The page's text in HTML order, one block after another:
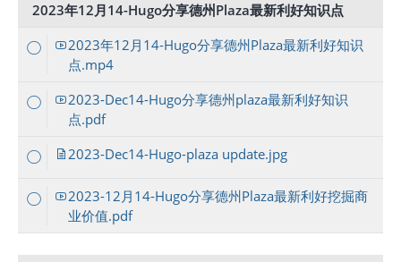
2023年12月14-Hugo分享德州Plaza最新利好知识点
2023年12月14-Hugo分享德州Plaza最新利好知识
点.mp4
2023-Dec14-Hugo分享德州plaza最新利好知识
点.pdf
2023-Dec14-Hugo-plaza update.jpg
2023-12月14-Hugo分享德州Plaza最新利好挖掘商
业价值.pdf